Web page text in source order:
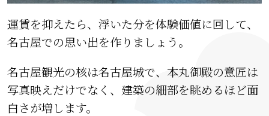
運賃を抑えたら、浮いた分を体験価値に回して、
名古屋での思い出を作りましょう。
名古屋観光の核は名古屋城で、本丸御殿の意匠は
写真映えだけでなく、建築の細部を眺めるほど面
白さが増します。